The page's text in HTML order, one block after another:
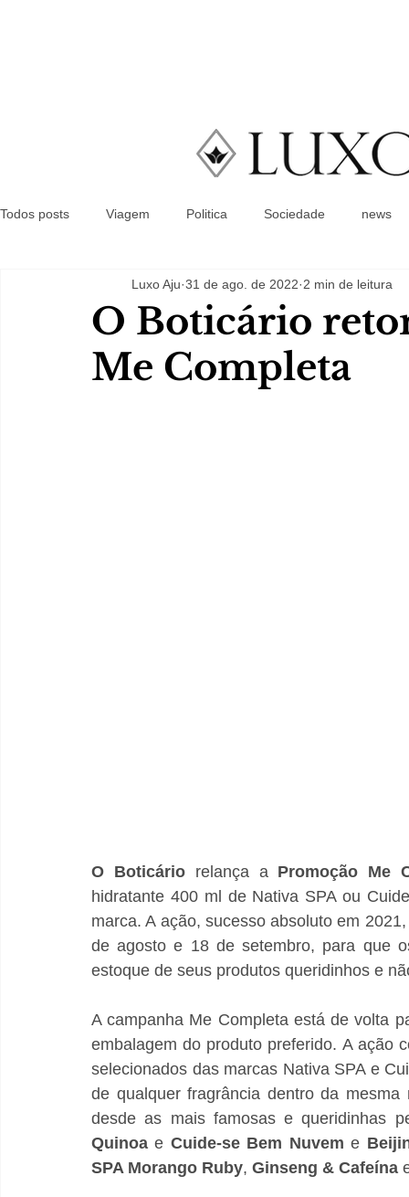
Todos posts Viagem Politica Sociedade news
O Boticário
Me Completa
Luxo Aju 31 de ago. de 2022 2 min de leitura
O Boticário relança a Promoção Me
hidratante 400 ml de Nativa SPA ou
marca. A ação, sucesso absoluto em
de agosto e 18 de setembro, para que
estoque de seus produtos queridinhos e
A campanha Me Completa está de volta
embalagem do produto preferido. A ação
selecionados das marcas Nativa SPA e
de qualquer fragrância dentro da
desde as mais famosas e queridinhas
Quinoa e Cuide-se Bem Nuvem e
SPA Morango Ruby, Ginseng & Cafeína